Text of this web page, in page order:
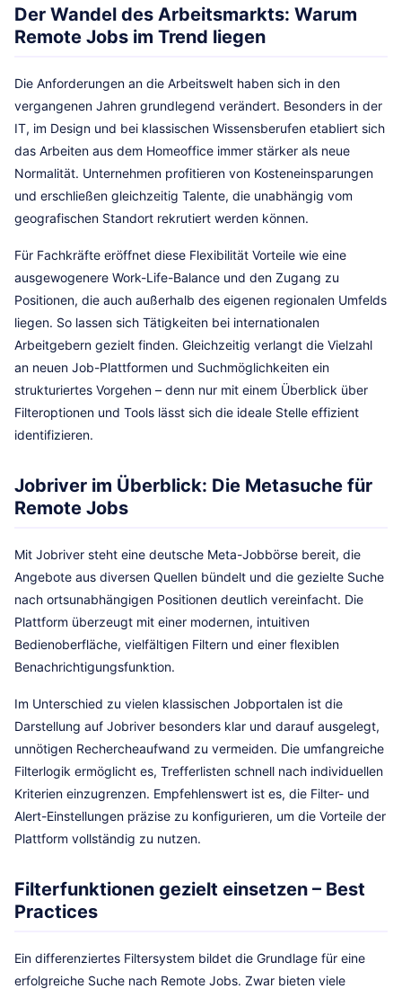
Der Wandel des Arbeitsmarkts: Warum
Remote Jobs im Trend liegen
Die Anforderungen an die Arbeitswelt haben sich in den
vergangenen Jahren grundlegend verändert. Besonders in der
IT, im Design und bei klassischen Wissensberufen etabliert sich
das Arbeiten aus dem Homeoffice immer stärker als neue
Normalität. Unternehmen profitieren von Kosteneinsparungen
und erschließen gleichzeitig Talente, die unabhängig vom
geografischen Standort rekrutiert werden können.
Für Fachkräfte eröffnet diese Flexibilität Vorteile wie eine
ausgewogenere Work-Life-Balance und den Zugang zu
Positionen, die auch außerhalb des eigenen regionalen Umfelds
liegen. So lassen sich Tätigkeiten bei internationalen
Arbeitgebern gezielt finden. Gleichzeitig verlangt die Vielzahl
an neuen Job-Plattformen und Suchmöglichkeiten ein
strukturiertes Vorgehen – denn nur mit einem Überblick über
Filteroptionen und Tools lässt sich die ideale Stelle effizient
identifizieren.
Jobriver im Überblick: Die Metasuche für
Remote Jobs
Mit Jobriver steht eine deutsche Meta-Jobbörse bereit, die
Angebote aus diversen Quellen bündelt und die gezielte Suche
nach ortsunabhängigen Positionen deutlich vereinfacht. Die
Plattform überzeugt mit einer modernen, intuitiven
Bedienoberfläche, vielfältigen Filtern und einer flexiblen
Benachrichtigungsfunktion.
Im Unterschied zu vielen klassischen Jobportalen ist die
Darstellung auf Jobriver besonders klar und darauf ausgelegt,
unnötigen Rechercheaufwand zu vermeiden. Die umfangreiche
Filterlogik ermöglicht es, Trefferlisten schnell nach individuellen
Kriterien einzugrenzen. Empfehlenswert ist es, die Filter- und
Alert-Einstellungen präzise zu konfigurieren, um die Vorteile der
Plattform vollständig zu nutzen.
Filterfunktionen gezielt einsetzen – Best
Practices
Ein differenziertes Filtersystem bildet die Grundlage für eine
erfolgreiche Suche nach Remote Jobs. Zwar bieten viele